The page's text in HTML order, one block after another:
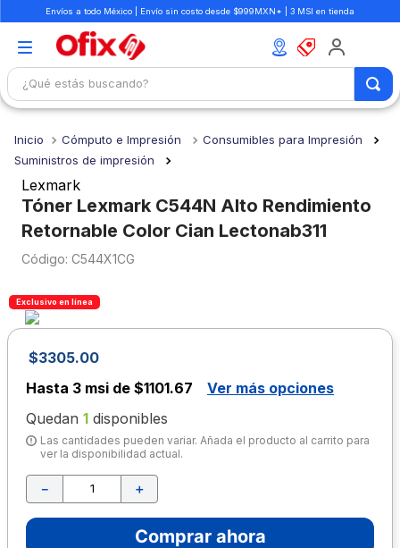
Envíos a todo México | Envío sin costo desde $999MXN* | 3 MSI en tienda
¿Qué estás buscando?
Cómputo e Impresión
Consumibles para Impresión
Suministros de impresión
Lexmark
Tóner Lexmark C544N Alto Rendimiento
Retornable Color Cian Lectonab311
: C544X1CG
Exclusivo en línea
$3305.00
Hasta 3 msi de $1101.67
Ver más opciones
Quedan 1 disponibles
Las cantidades pueden variar. Añada el producto al carrito para
ver la disponibilidad actual.
＋
－
Comprar ahora
1.
mochilas
libretas
3 .
cuaderno
4.
cuadernos
colores
6.
boligrafo
7.
sacapuntas
8.
escolar
9 .
escritorio
10. lapiz